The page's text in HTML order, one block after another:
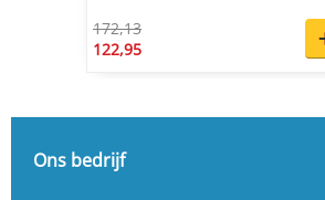
172,13
122,95
Ons bedrijf